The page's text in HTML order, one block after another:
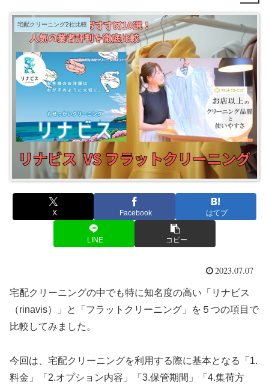
宅配クリーニング2社比較
X Facebook はてブ
LINE コピー
2023.07.07
宅配クリーニングの中でも特に知名度の高い「リナビス
（rinavis）」と「フラットクリーニング」を５つの項目で
比較してみました。
今回は、宅配クリーニングを利用する際に基本となる「1.
料金」「2.オプション内容」「3.保管期間」「4.集荷方